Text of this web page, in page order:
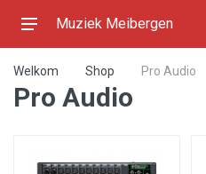
Muziek Meibergen
Welkom Shop Pro Audio
Pro Audio